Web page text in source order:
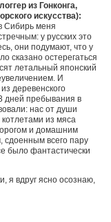
из Гонконга,
искусства):
Сибирь меня
у русских это
они подумают, что у
сказано остерегаться
летальный японский
И
деревенского
дней пребывания в
нас от души
из мяса
и домашним
всего пару
было фантастически
я вдруг ясно осознаю,